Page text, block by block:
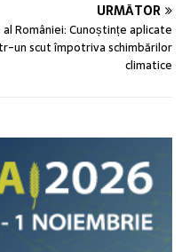
URMĂTOR
României: Cunoștințe aplicate
un scut împotriva schimbărilor
climatice